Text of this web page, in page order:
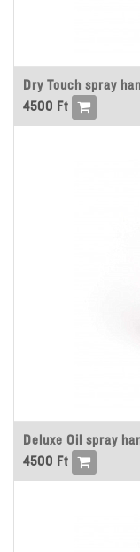
Dry Touch spray
4500 Ft
Deluxe Oil spray
4500 Ft